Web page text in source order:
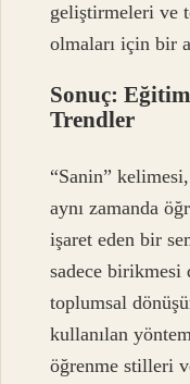
geliştirmeleri ve
olmaları için bir
Sonuç:
Trendler
“Sanin”
aynı zamanda
işaret eden bir
sadece birikmesi
toplumsal
kullanılan
öğrenme stilleri